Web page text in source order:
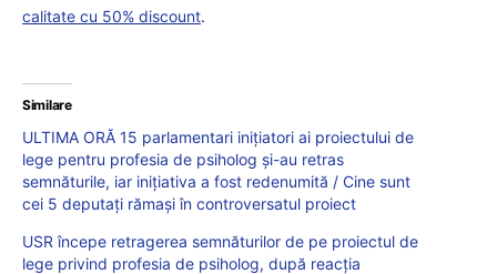
calitate cu 50% discount.
Similare
ULTIMA ORĂ 15 parlamentari inițiatori ai proiectului de
lege pentru profesia de psiholog și-au retras
semnăturile, iar inițiativa a fost redenumită / Cine sunt
cei 5 deputați rămași în controversatul proiect
USR începe retragerea semnăturilor de pe proiectul de
lege privind profesia de psiholog, după reacția